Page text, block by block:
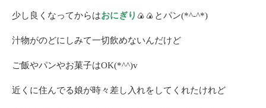
少し良くなってからはおにぎり 🍙🍙とパン(*^-^*)
汁物がのどにしみて一切飲めないんだけど
ご飯やパンやお菓子はOK(*^^)v
近くに住んでる娘が時々差し入れをしてくれたけれど